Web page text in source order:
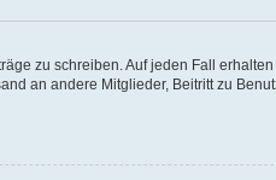
zu schreiben. Auf jeden Fall
an andere Mitglieder, Beitritt zu